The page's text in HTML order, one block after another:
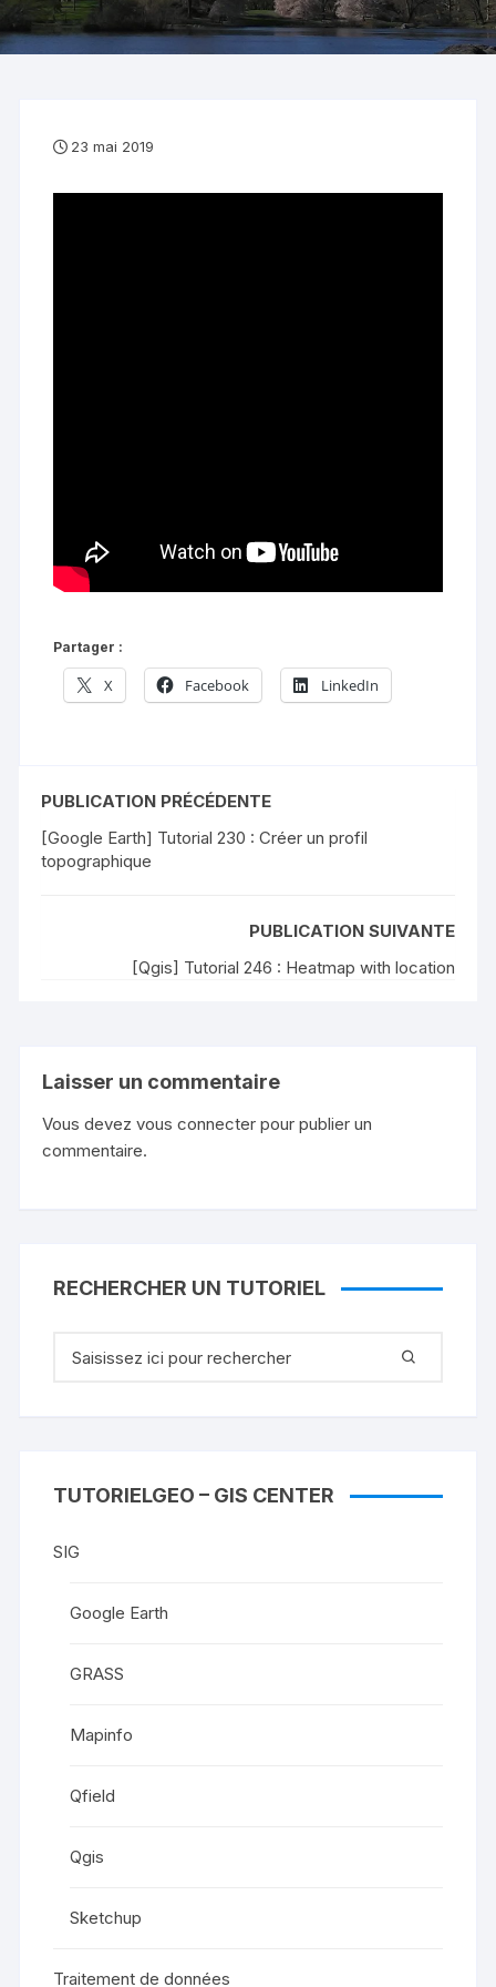
23 mai 2019
Partager :
X Facebook LinkedIn
PUBLICATION PRÉCÉDENTE
[Google Earth] Tutorial 230 : Créer un profil
topographique
PUBLICATION SUIVANTE
[Qgis] Tutorial 246 : Heatmap with location
Laisser un commentaire
Vous devezvous connecter pour publier un
commentaire.
RECHERCHER UN TUTORIEL
pour
TUTORIELGEO – GIS CENTER
SIG
Google Earth
GRASS
Mapinfo
Qfield
Qgis
Sketchup
Traitement de données